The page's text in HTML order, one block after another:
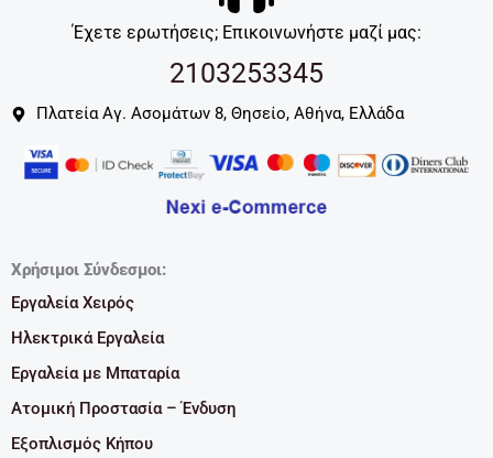
Έχετε ερωτήσεις; Επικοινωνήστε μαζί μας:
2103253345
Πλατεία Αγ. Ασομάτων 8, Θησείο, Αθήνα, Ελλάδα
Χρήσιμοι Σύνδεσμοι:
Εργαλεία Χειρός
Ηλεκτρικά Εργαλεία
Εργαλεία με Μπαταρία
Ατομική Προστασία – Ένδυση
Εξοπλισμός Κήπου